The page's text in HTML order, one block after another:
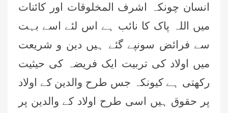
انسان چونکہ اشرف المخلوقات اور کائنات
میں اللہ پاک کا نائب ہے اس لئے اسے بہت
سے فرائض سونپے گئے ہیں دین و شریعت
میں اولاد کی تربیت ایک فریضہ کی حیثیت
رکھتی ہے کیونکہ جس طرح والدین کے اولاد
پر حقوق ہیں اسی طرح اولاد کے والدین پر